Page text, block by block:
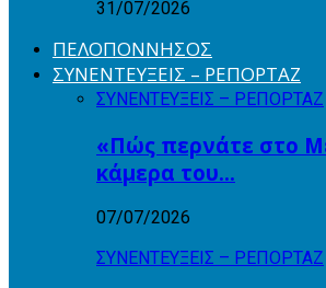
31/07/2026
ΠΕΛΟΠΟΝΝΗΣΟΣ
ΣΥΝΕΝΤΕΥΞΕΙΣ – ΡΕΠΟΡΤΑΖ
ΣΥΝΕΝΤΕΥΞΕΙΣ – ΡΕΠΟΡΤΑΖ
«Πώς περνάτε στο
κάμερα του…
07/07/2026
ΣΥΝΕΝΤΕΥΞΕΙΣ – ΡΕΠΟΡΤΑΖ